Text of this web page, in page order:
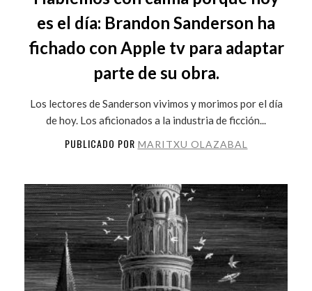
es el día: Brandon Sanderson ha
fichado con Apple tv para adaptar
parte de su obra.
Los lectores de Sanderson vivimos y morimos por el día
de hoy. Los aficionados a la industria de ficción...
PUBLICADO POR MARITXU OLAZABAL